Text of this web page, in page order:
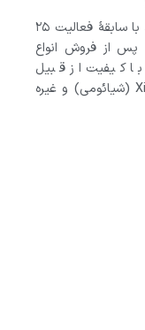
شرکت فرهنگ تجارت آذین ایرانیان در مشهد، با سابقهٔ فعالیت ۲۵
پس از فروش انواع
کیفیت از قبیل
Samsung (سامسونگ) Apple (اپل)، Xiaomi (شیائومی)‌ و غیره